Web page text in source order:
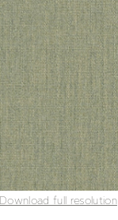
Download full resolution